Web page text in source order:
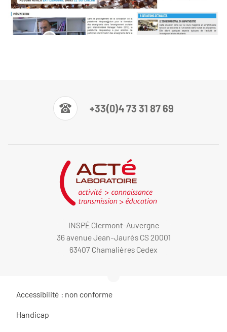
+33(0)4 73 31 87 69
INSPÉ Clermont-Auvergne
36 avenue Jean-Jaurès CS 20001
63407 Chamalières Cedex
Accessibilité : non conforme
Handicap